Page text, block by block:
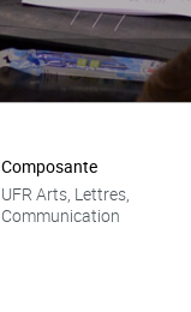
Composante
UFR Arts, Lettres,
Communication